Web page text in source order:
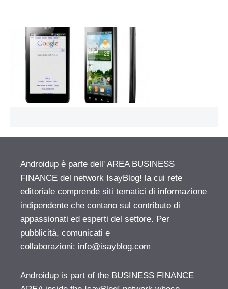
Androidup è parte dell' AREA BUSINESS
FINANCE del network IsayBlog! la cui rete
editoriale comprende siti tematici di informazione
indipendente che contano sul contributo di
appassionati ed esperti del settore. Per
pubblicità, comunicati e
collaborazioni: info@isayblog.com
Androidup is part of the BUSINESS FINANCE